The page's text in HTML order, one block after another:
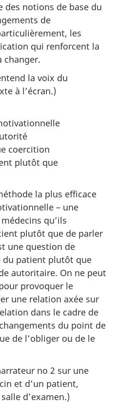
des notions de base du
de
les
qui renforcent la
changer.
la voix du
à l’écran.)
coercition
plutôt que
la plus efficace
– une
qu’ils
plutôt que de parler
une question de
du patient plutôt que
autoritaire. On ne peut
provoquer le
une relation axée sur
dans le cadre de
du point de
de l’obliger ou de le
no 2 sur une
et d’un patient,
d’examen.)